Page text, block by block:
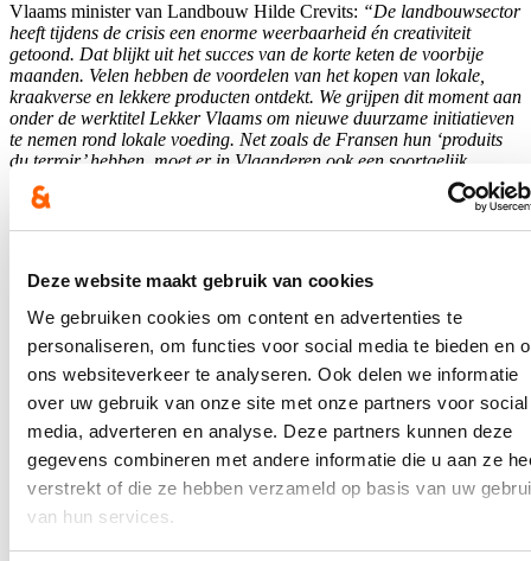
Deze website maakt gebruik van cookies
We gebruiken cookies om content en advertenties te
personaliseren, om functies voor social media te bieden en
ons websiteverkeer te analyseren. Ook delen we informatie
over uw gebruik van onze site met onze partners voor social
media, adverteren en analyse. Deze partners kunnen deze
gegevens combineren met andere informatie die u aan ze
verstrekt of die ze hebben verzameld op basis van uw
van hun services.
Vlaams minister van Landbouw Hilde Crevits: “De landbouwsector
heeft tijdens de crisis een enorme weerbaarheid én creativiteit
getoond. Dat blijkt uit het succes van de korte keten de voorbije
maanden. Velen hebben de voordelen van het kopen van lokale,
kraakverse en lekkere producten ontdekt. We grijpen dit moment aan
onder de werktitel Lekker Vlaams om nieuwe duurzame initiatieven
te nemen rond lokale voeding. Net zoals de Fransen hun ‘produits
du terroir’ hebben, moet er in Vlaanderen ook een soortgelijk
chauvinisme ontstaan over onze lekkere Vlaamse producten, recht
van ’t veld.”
E-mailadres
Postcode
Ja, ik wens de nieuwsbrief van Hilde Crevits te ontvangen op
bovenstaand mailadres*
Klikhierom de privacyvoorwaarden te raadplegen